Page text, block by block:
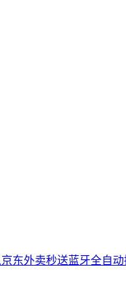
东外卖秒送蓝牙全自